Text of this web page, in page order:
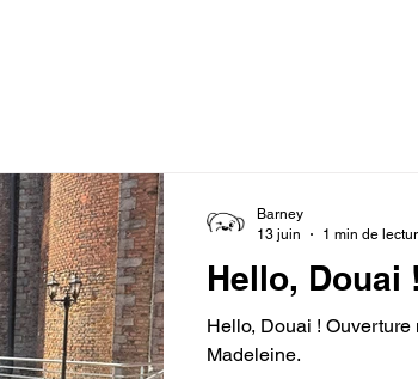
Hello, Douai !
Hello, Douai !
Madeleine.
Barney
13 juin
1 min de